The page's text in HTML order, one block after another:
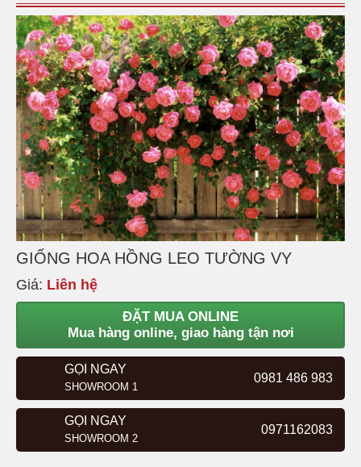
GIỐNG HOA HỒNG LEO TƯỜNG VY
Giá: Liên hệ
ĐẶT MUA ONLINE
Mua hàng online, giao hàng tận nơi
GỌI NGAY
SHOWROOM 1
0981 486 983
GỌI NGAY
SHOWROOM 2
0971162083